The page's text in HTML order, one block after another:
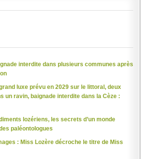
interdite dans plusieurs communes après
luxe prévu en 2029 sur le littoral, deux
un ravin, baignade interdite dans la Cèze :
lozériens, les secrets d’un monde
paléontologues
: Miss Lozère décroche le titre de Miss